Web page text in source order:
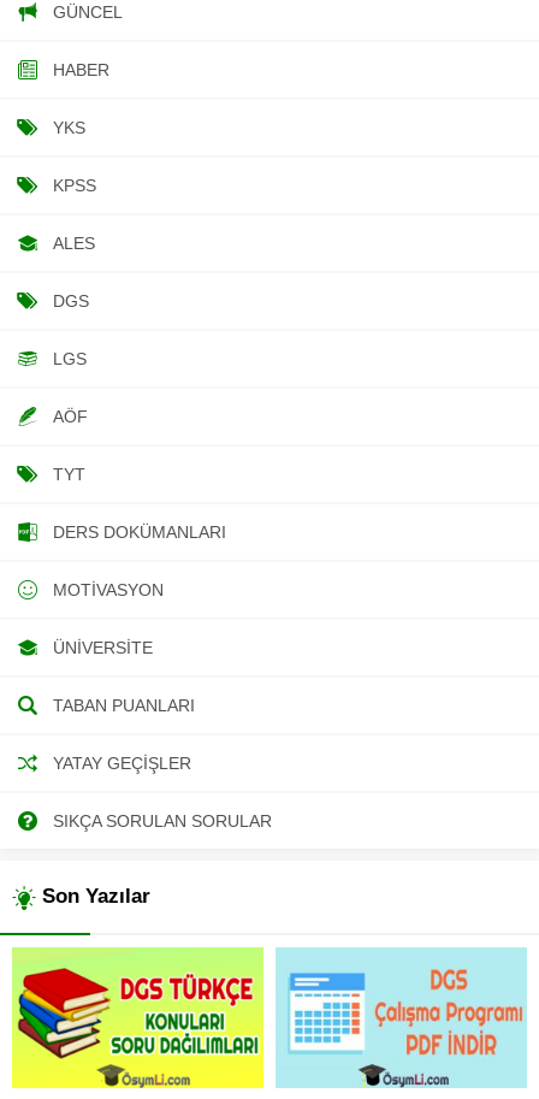
GÜNCEL
HABER
YKS
KPSS
ALES
DGS
LGS
AÖF
TYT
DERS DOKÜMANLARI
MOTIVASYON
ÜNIVERSITE
TABAN PUANLARI
YATAY GEÇIŞLER
SIKÇA SORULAN SORULAR
Son Yazılar